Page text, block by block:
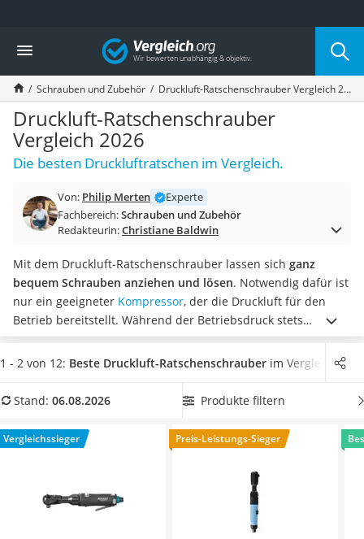
Die beliebtesten Vergleiche nach Kategorie
Baumarkt
Tresor feuerfest
Makita-Akku-Rasenmäher
Kappsäge
Smartes Türschloss
Akku-Rasentrimmer
Feuchtigkeitsmessgerät
Split-Klimaanlage 2 Innengeräte
Pelletofen
Bohrmaschine
Fliesenschneider
Hochdruckreiniger
Doppelschleifer
Überwachungskamera
Benzinrasenmäher mit Elektrostart
Löschdecke
Winterharte Palmen
Gasdurchlauferhitzer
Service
Vergleich
Schrauben und Zubehör Druckluft-Ratschenschrauber Vergleich 2026
Druckluft-Ratschenschrauber
Vergleich 2026
Die besten Druckluftratschen im Vergleich.
Von: Philip Merten
Experte
Fachbereich:Schrauben und Zubehör
Redakteurin:Christiane Baldwin
Mit dem Druckluft-Ratschenschrauber lassen sich ganz
bequem Schrauben anziehen und lösen. Notwendig dafür ist
nur ein geeigneter Kompressor, der die Druckluft für den
Betrieb bereitstellt. Während der Betriebsdruck stets
vergleichbar hoch ist, zeigen sich den meisten Druckluft-
Ratschenschrauber-Tests große Unterschiede beim
Ratschenschrauber mit weniger als 100 l/minauch in
Kompressoren problemlos
. Überzeugt hat uns hier im
August 2026 besonders das ModellHazet 9022SR-1
1 - 2 von 12: Beste Druckluft-Ratschenschrauber im Vergleich
Stand: 06.08.2026 Produkte filtern
Vergleichssieger Preis-Leistungs-Sieger